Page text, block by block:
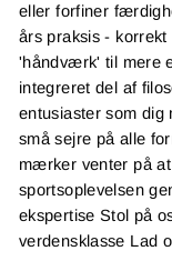
eller forfiner
års praksis -
'håndværk' til mere
integreret del af
entusiaster som dig
små sejre på alle
mærker venter på
sportsoplevelsen
ekspertise Stol på
verdensklasse Lad